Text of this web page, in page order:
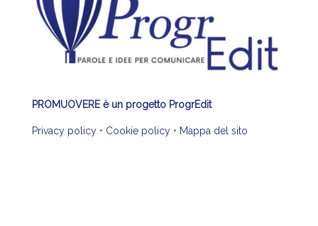
PROMUOVERE è un progetto ProgrEdit
Privacy policy• Cookie policy• Mappa del sito